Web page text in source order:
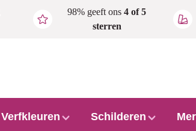
98% geeft ons4 of 5
sterren
Verfkleuren Schilderen